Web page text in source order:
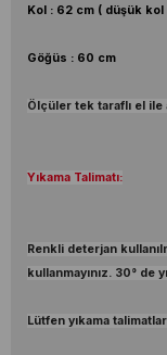
Kol : 62 cm ( düşük kol
Göğüs : 60 cm
Ölçüler tek taraflı el ile
Yıkama Talimatı:
Renkli deterjan
kullanmayınız. 30° de
Lütfen yıkama